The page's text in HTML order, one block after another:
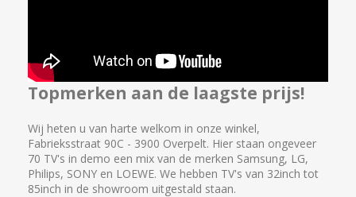
Topmerken aan de laagste prijs!
Wij heten u van harte welkom in onze winkel,
Fabrieksstraat 90C - 3900 Overpelt. Hier staan ongeveer
70 TV's in demo een mix van de merken Samsung, LG,
Philips, SONY en LOEWE. We hebben TV's van 32inch tot
85inch in de showroom uitgestald staan.